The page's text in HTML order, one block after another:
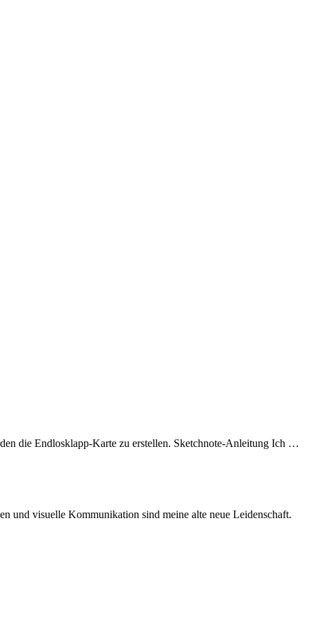
die Endlosklapp-Karte zu erstellen. Sketchnote-Anleitung Ich …
und visuelle Kommunikation sind meine alte neue Leidenschaft.